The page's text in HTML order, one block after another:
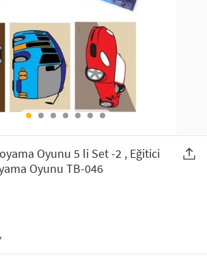
SETİ
Oyunu 5 li Set -2 , Eğitici
Oyunu TB-046